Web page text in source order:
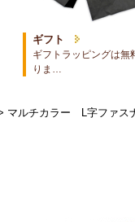
ギフト
ギフトラッピングは無
りま…
マルチカラー L字ファス